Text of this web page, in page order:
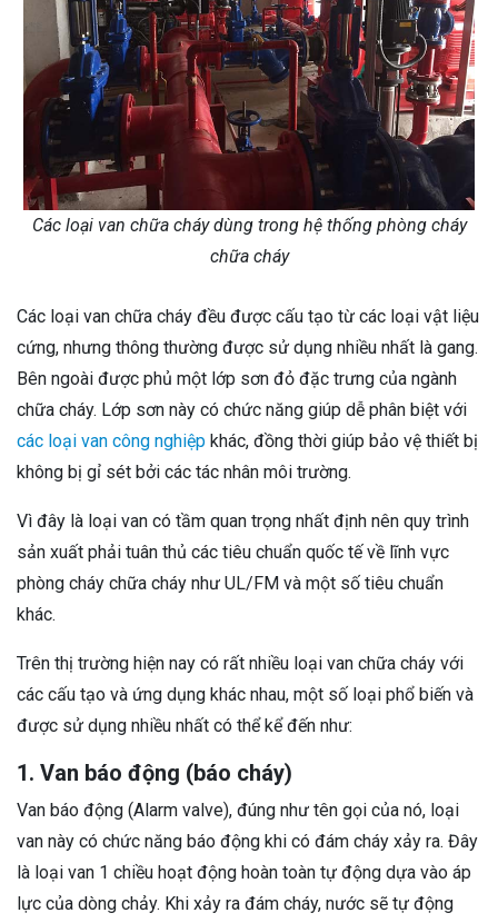
Các loại van chữa cháy dùng trong hệ thống phòng cháy
chữa cháy
Các loại van chữa cháy đều được cấu tạo từ các loại vật liệu
cứng, nhưng thông thường được sử dụng nhiều nhất là gang.
Bên ngoài được phủ một lớp sơn đỏ đặc trưng của ngành
chữa cháy. Lớp sơn này có chức năng giúp dễ phân biệt với
các loại van công nghiệp khác, đồng thời giúp bảo vệ thiết bị
không bị gỉ sét bởi các tác nhân môi trường.
Vì đây là loại van có tầm quan trọng nhất định nên quy trình
sản xuất phải tuân thủ các tiêu chuẩn quốc tế về lĩnh vực
phòng cháy chữa cháy như UL/FM và một số tiêu chuẩn
khác.
Trên thị trường hiện nay có rất nhiều loại van chữa cháy với
các cấu tạo và ứng dụng khác nhau, một số loại phổ biến và
được sử dụng nhiều nhất có thể kể đến như:
1. Van báo động (báo cháy)
Van báo động (Alarm valve), đúng như tên gọi của nó, loại
van này có chức năng báo động khi có đám cháy xảy ra. Đây
là loại van 1 chiều hoạt động hoàn toàn tự động dựa vào áp
lực của dòng chảy. Khi xảy ra đám cháy, nước sẽ tự động